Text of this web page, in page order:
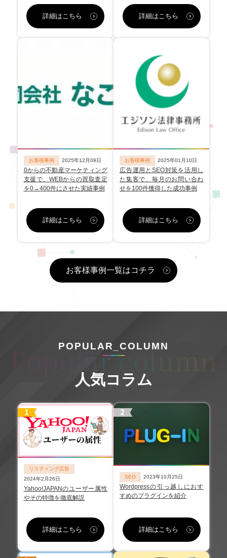
詳細はこちら 詳細はこちら
お客様事例 2025年12月09日
0からの不動産マーケティング
支援で、WEBからの買取査定
を0→400件にさせた実績事例
詳細はこちら
お客様事例 2025年01月10日
広告運用とSEO対策を活用し
た集客で、毎月のお問い合わ
せを100件獲得した成功事例
詳細はこちら
お客様事例一覧はコチラ
POPULAR_COLUMN
人気コラム
リスティング広告
2024年2月26日
Yahoo!JAPANのユーザー属性
やその特徴を徹底解説
詳細はこちら
SEO 2023年10月25日
Wordpressの引っ越しにおす
すめのプラグインを紹介
詳細はこちら